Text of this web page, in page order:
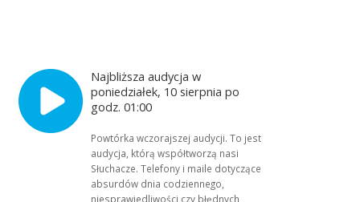
Najbliższa audycja w
poniedziałek, 10 sierpnia po
godz. 01:00
Powtórka wczorajszej audycji. To jest
audycja, którą współtworzą nasi
Słuchacze. Telefony i maile dotyczące
absurdów dnia codziennego,
niesprawiedliwości czy błędnych